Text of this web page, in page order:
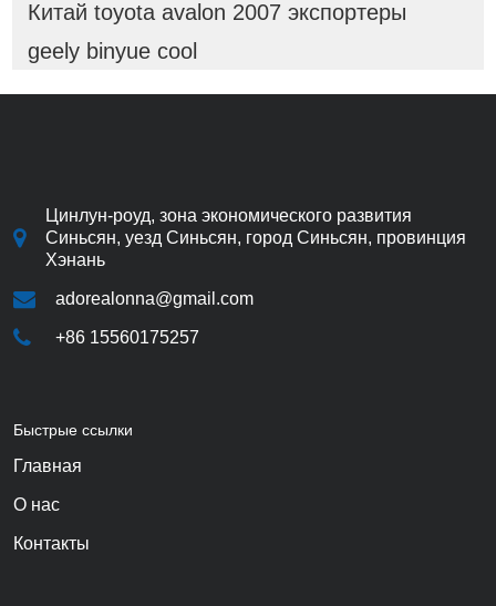
Китай toyota avalon 2007 экспортеры
geely binyue cool
Цинлун-роуд, зона экономического развития
Синьсян, уезд Синьсян, город Синьсян, провинция
Хэнань
adorealonna@gmail.com
+86 15560175257
Быстрые ссылки
Главная
О нас
Контакты